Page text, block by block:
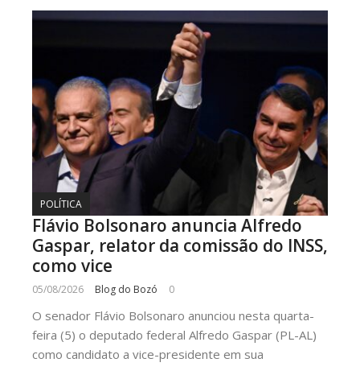
POLÍTICA
Flávio Bolsonaro anuncia Alfredo
Gaspar, relator da comissão do INSS,
como vice
05/08/2026 Blog do Bozó 0
O senador Flávio Bolsonaro anunciou nesta quarta-
feira (5) o deputado federal Alfredo Gaspar (PL-AL)
como candidato a vice-presidente em sua